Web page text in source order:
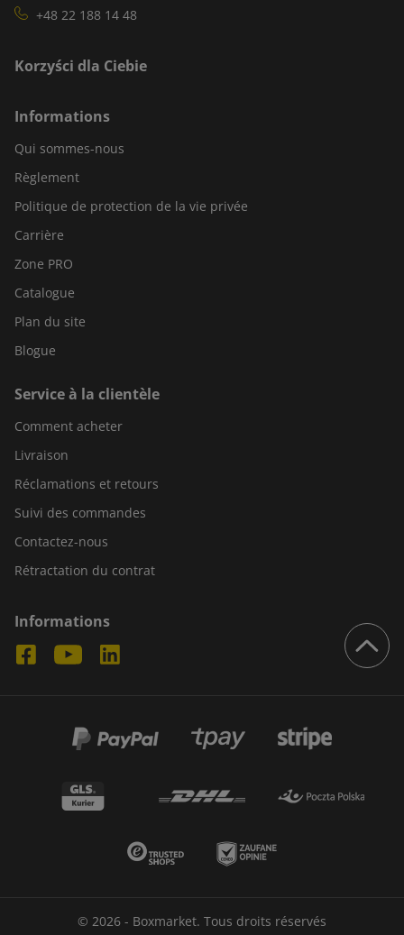
+48 22 188 14 48
Korzyści dla Ciebie
Informations
Qui sommes-nous
Règlement
Politique de protection de la vie privée
Carrière
Zone PRO
Catalogue
Plan du site
Blogue
Service à la clientèle
Comment acheter
Livraison
Réclamations et retours
Suivi des commandes
Contactez-nous
Rétractation du contrat
Informations
© 2026 - Boxmarket. Tous droits réservés